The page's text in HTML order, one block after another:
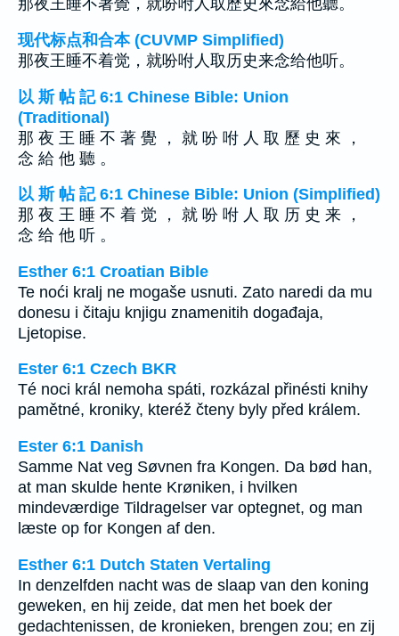
那夜王睡不著覺，就吩咐人取歷史來念給他聽。
现代标点和合本 (CUVMP Simplified)
那夜王睡不着觉，就吩咐人取历史来念给他听。
以 斯 帖 記 6:1 Chinese Bible: Union
(Traditional)
那 夜 王 睡 不 著 覺 ， 就 吩 咐 人 取 歷 史 來 ，
念 給 他 聽 。
以 斯 帖 記 6:1 Chinese Bible: Union (Simplified)
那 夜 王 睡 不 着 觉 ， 就 吩 咐 人 取 历 史 来 ，
念 给 他 听 。
Esther 6:1 Croatian Bible
Te noći kralj ne mogaše usnuti. Zato naredi da mu
donesu i čitaju knjigu znamenitih događaja,
Ljetopise.
Ester 6:1 Czech BKR
Té noci král nemoha spáti, rozkázal přinésti knihy
pamětné, kroniky, kteréž čteny byly před králem.
Ester 6:1 Danish
Samme Nat veg Søvnen fra Kongen. Da bød han,
at man skulde hente Krøniken, i hvilken
mindeværdige Tildragelser var optegnet, og man
læste op for Kongen af den.
Esther 6:1 Dutch Staten Vertaling
In denzelfden nacht was de slaap van den koning
geweken, en hij zeide, dat men het boek der
gedachtenissen, de kronieken, brengen zou; en zij